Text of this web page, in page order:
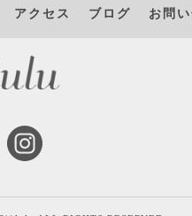
アクセス ブログ お問